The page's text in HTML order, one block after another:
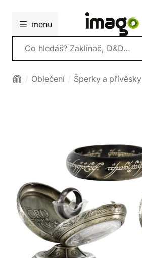
menu
Vyhledávání
Oblečení Šperky a přívěsky